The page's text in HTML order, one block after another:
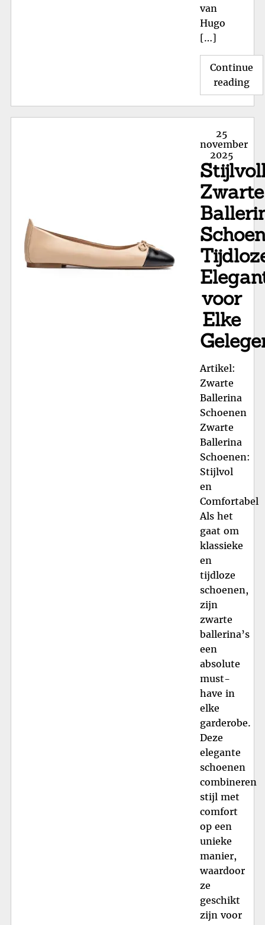
van
Hugo
[…]
Continue
reading
Posted
on
25
november
2025
Zwarte
voor
Elke
Artikel:
Zwarte
Ballerina
Schoenen
Zwarte
Ballerina
Schoenen:
Stijlvol
en
Comfortabel
Als het
gaat om
klassieke
en
tijdloze
schoenen,
zijn
zwarte
ballerina’s
een
absolute
must-
have in
elke
garderobe.
Deze
elegante
schoenen
combineren
stijl met
comfort
op een
unieke
manier,
waardoor
ze
geschikt
zijn voor